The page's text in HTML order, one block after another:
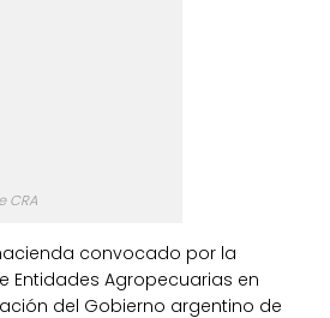
CRA
convocado por la
Entidades Agropecuarias en
del Gobierno argentino de